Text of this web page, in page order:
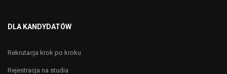
DLA KANDYDATÓW
Rekrutacja krok po kroku
Rejestracja na studia